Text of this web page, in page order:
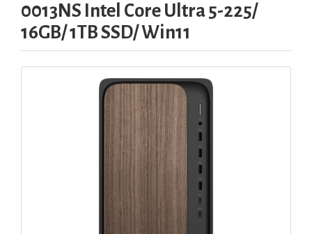
0013NS Intel Core Ultra 5-225/
16GB/ 1TB SSD/ Win11